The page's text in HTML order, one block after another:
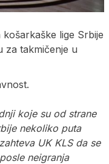
lige Srbije
za takmičenje u
koje su od strane
nekoliko puta
UK KLS da se
neigranja